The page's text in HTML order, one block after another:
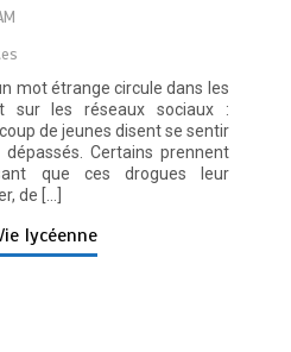
mot étrange circule dans les
sur les réseaux sociaux :
de jeunes disent se sentir
Certains prennent
que ces drogues leur
de […]
lycéenne